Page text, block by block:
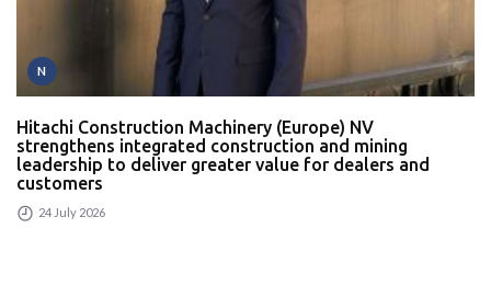
N
Hitachi Construction Machinery (Europe) NV
strengthens integrated construction and mining
leadership to deliver greater value for dealers and
customers
24 July 2026